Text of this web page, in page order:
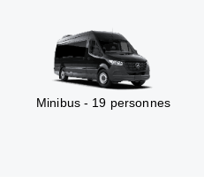
Minibus - 19 personnes